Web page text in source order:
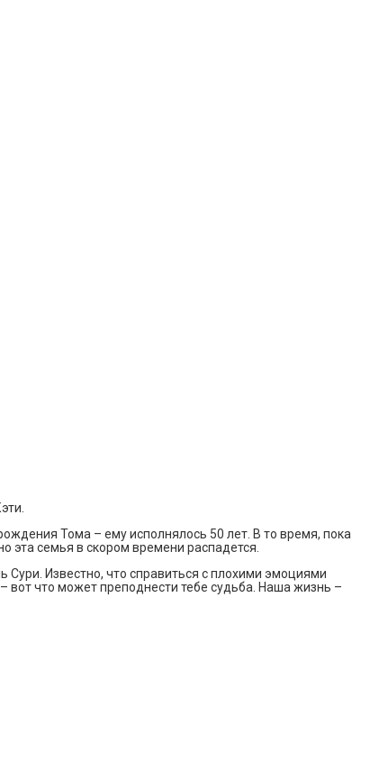
Тома – ему исполнялось 50 лет. В то время, пока
эта семья в скором времени распадется.
Сури. Известно, что справиться с плохими эмоциями
вот что может преподнести тебе судьба. Наша жизнь –